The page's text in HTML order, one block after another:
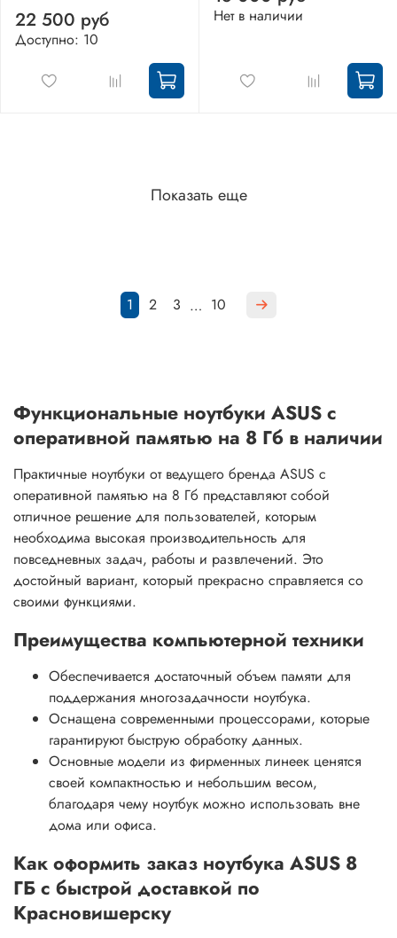
22 500 руб
Доступно: 10
Нет в наличии
Показать еще
1 2 3 … 10
Функциональные ноутбуки ASUS с
оперативной памятью на 8 Гб в наличии
Практичные ноутбуки от ведущего бренда ASUS с
оперативной памятью на 8 Гб представляют собой
отличное решение для пользователей, которым
необходима высокая производительность для
повседневных задач, работы и развлечений. Это
достойный вариант, который прекрасно справляется со
своими функциями.
Преимущества компьютерной техники
Обеспечивается достаточный объем памяти для
поддержания многозадачности ноутбука.
Оснащена современными процессорами, которые
гарантируют быструю обработку данных.
Основные модели из фирменных линеек ценятся
своей компактностью и небольшим весом,
благодаря чему ноутбук можно использовать вне
дома или офиса.
Как оформить заказ ноутбука ASUS 8
ГБ с быстрой доставкой по
Красновишерску